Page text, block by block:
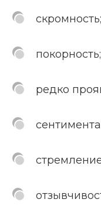
скромность;
покорность;
редко